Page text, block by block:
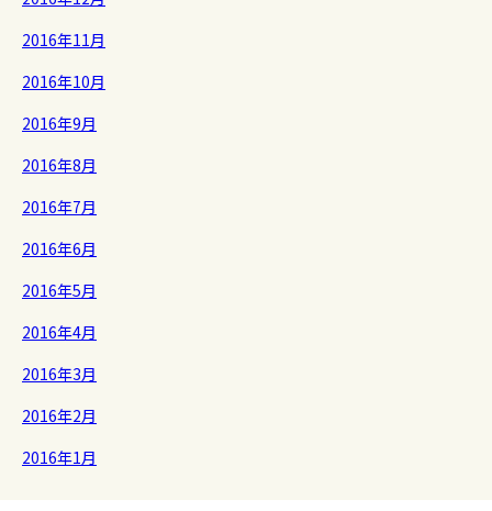
2016年11月
2016年10月
2016年9月
2016年8月
2016年7月
2016年6月
2016年5月
2016年4月
2016年3月
2016年2月
2016年1月